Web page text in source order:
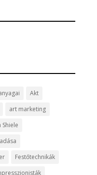
Akt
art marketing
Shiele
Festőtechnikák